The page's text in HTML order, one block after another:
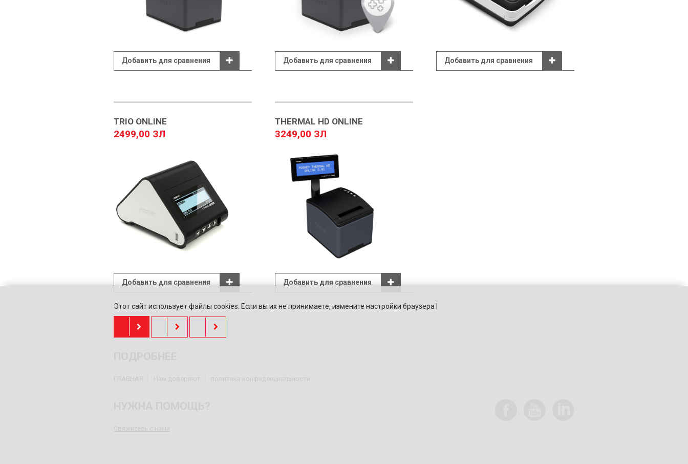
Добавить для сравнения Добавить для сравнения Добавить для сравнения
TRIO ONLINE
2499,00 ЗЛ
Добавить для сравнения
THERMAL HD ONLINE
3249,00 ЗЛ
Добавить для сравнения
Этот сайт использует файлы cookies. Если вы их не принимаете, измените настройки браузера |